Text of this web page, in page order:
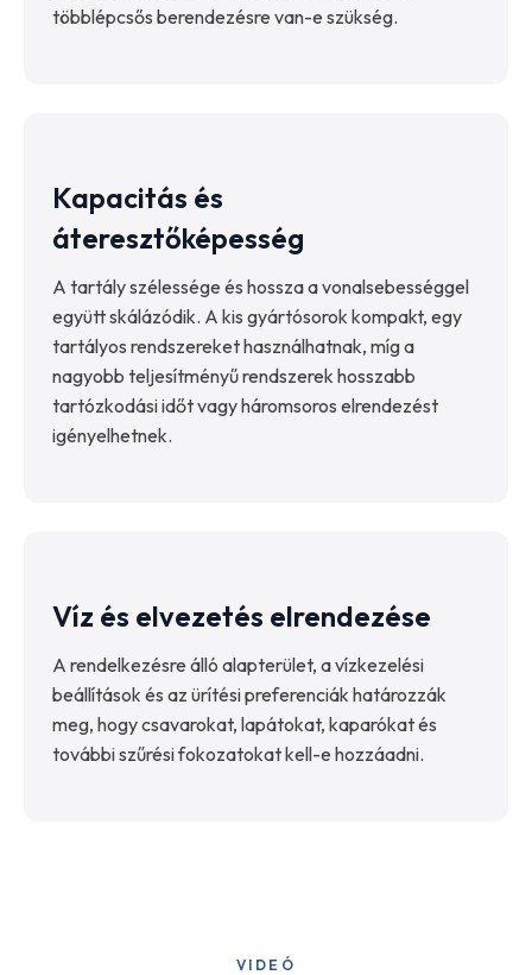
többlépcsős berendezésre van-e szükség.
Kapacitás és
áteresztőképesség
A tartály szélessége és hossza a vonalsebességgel
együtt skálázódik. A kis gyártósorok kompakt, egy
tartályos rendszereket használhatnak, míg a
nagyobb teljesítményű rendszerek hosszabb
tartózkodási időt vagy háromsoros elrendezést
igényelhetnek.
Víz és elvezetés elrendezése
A rendelkezésre álló alapterület, a vízkezelési
beállítások és az ürítési preferenciák határozzák
meg, hogy csavarokat, lapátokat, kaparókat és
további szűrési fokozatokat kell-e hozzáadni.
VIDEÓ